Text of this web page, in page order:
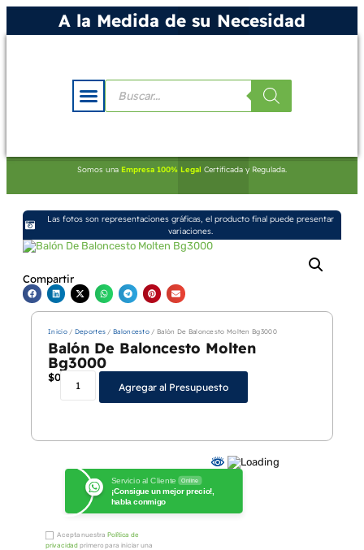
A la Medida de su Necesidad
Somos una Empresa 100% Legal Certificada y Regulada.
Las fotos son representaciones gráficas, el producto final puede presentar
variaciones.
Compartir
Inicio/ Deportes /Baloncesto / Balón De Baloncesto Molten Bg3000
Balón De Baloncesto Molten
Bg3000
$0
Agregar al Presupuesto
Servicio al Cliente Online
¡Consigue un mejor precio!,
habla conmigo
Acepta nuestra Política de
privacidad primero para iniciar una